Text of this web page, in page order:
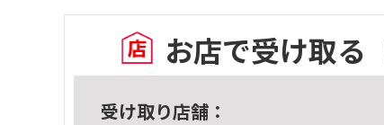
お店で受け取る
受け取り店舗：